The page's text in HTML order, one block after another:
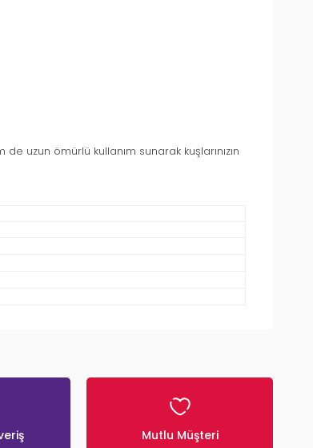
uzun ömürlü kullanım sunarak kuşlarınızın
Mutlu Müşteri